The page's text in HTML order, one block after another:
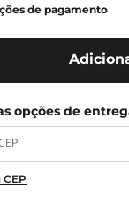
de pagamento
CEP